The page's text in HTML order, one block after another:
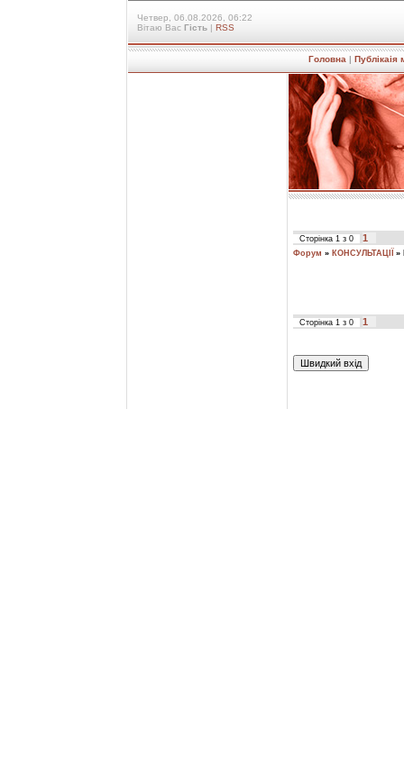
Четвер, 06.08.2026, 06:22
Вітаю Вас Гість | RSS
Головна | Публікаія
Сторінка 1 з 0 1
Форум » КОНСУЛЬТАЦІЇ »
Сторінка 1 з 0 1